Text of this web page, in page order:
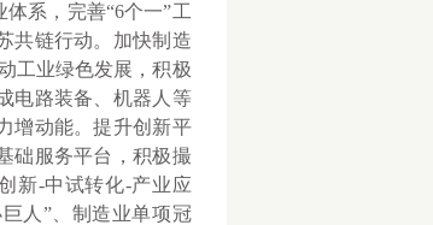
系，完善“6个一”工
共链行动。加快制造
工业绿色发展，积极
电路装备、机器人等
增动能。提升创新平
础服务平台，积极撮
新-中试转化-产业应
人”、制造业单项冠